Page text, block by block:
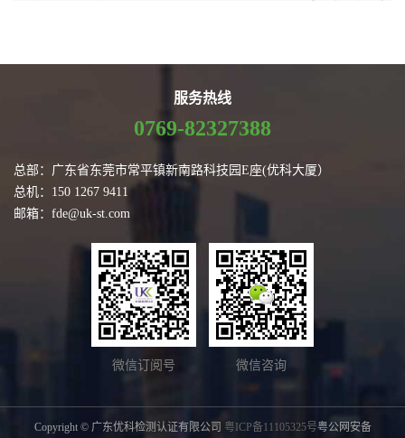
服务热线
0769-82327388
总部：广东省东莞市常平镇新南路科技园E座(优科大厦）
总机：150 1267 9411
邮箱：fde@uk-st.com
微信订阅号 微信咨询
Copyright © 广东优科检测认证有限公司 粤ICP备11105325号粤公网安备